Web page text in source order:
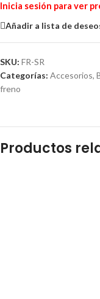
Inicia sesión para ver
Añadir a lista de
SKU: FR-SR
Categorías: Accesorios,
freno
Productos